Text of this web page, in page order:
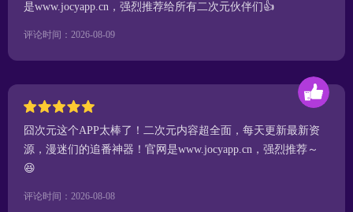
是www.jocyapp.cn，强烈推荐给所有二次元伙伴们👍
评论时间：2026-08-09
囧次元这个APP太棒了！二次元内容超全面，每天更新最新资
源，漫迷们的追番神器！官网是www.jocyapp.cn，强烈推荐～
😆
评论时间：2026-08-08